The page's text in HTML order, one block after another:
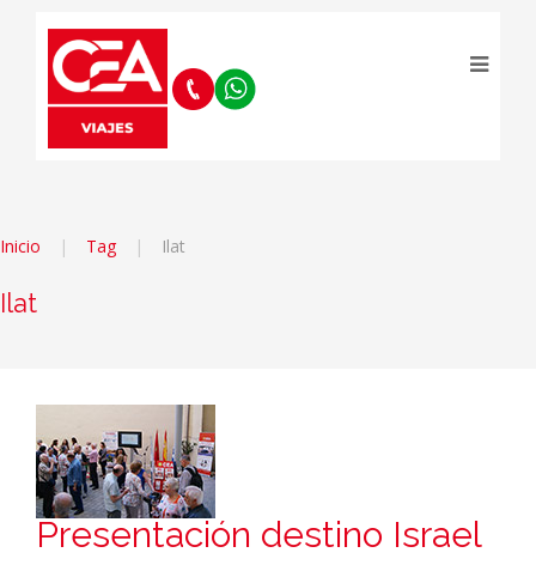
Inicio Tag Ilat
Ilat
Presentación destino Israel